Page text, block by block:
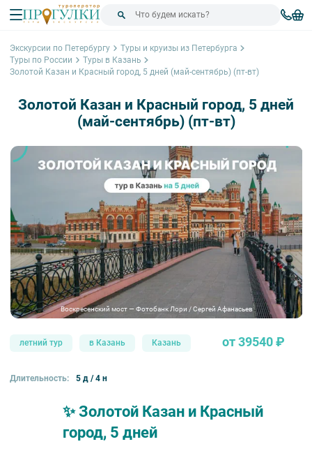
Экскурсии по Петербургу
Туры и круизы из Петербурга
Туры по России
Туры в Казань
Золотой Казан и Красный город, 5 дней (май-сентябрь) (пт-вт)
Золотой Казан и Красный город, 5 дней
(май-сентябрь) (пт-вт)
Воскресенский мост — Фотобанк Лори / Сергей Афанасьев
летний тур в Казань Казань от 39540 ₽
Длительность: 5 д / 4 н
✨ Золотой Казан и Красный
город, 5 дней